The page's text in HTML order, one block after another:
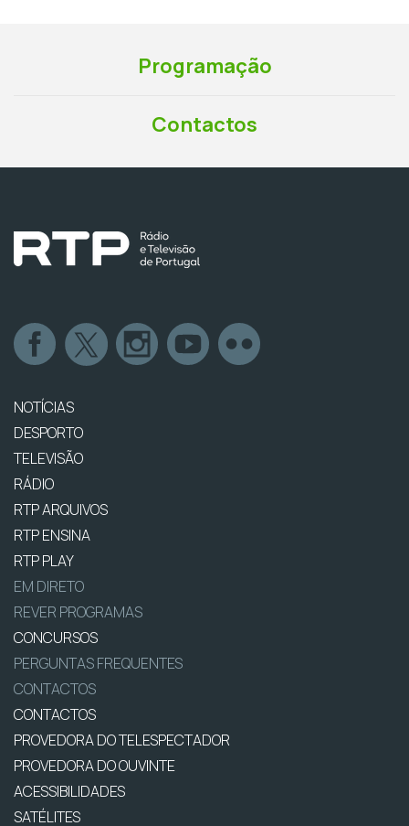
Programação
Contactos
NOTÍCIAS
DESPORTO
TELEVISÃO
RÁDIO
RTP ARQUIVOS
RTP ENSINA
RTP PLAY
EM DIRETO
REVER PROGRAMAS
CONCURSOS
PERGUNTAS FREQUENTES
CONTACTOS
CONTACTOS
PROVEDORA DO TELESPECTADOR
PROVEDORA DO OUVINTE
ACESSIBILIDADES
SATÉLITES